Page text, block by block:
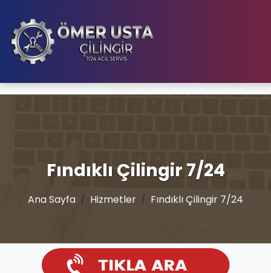
Fındıklı Çilingir 7/24
Ana Sayfa Hizmetler Fındıklı Çilingir 7/24